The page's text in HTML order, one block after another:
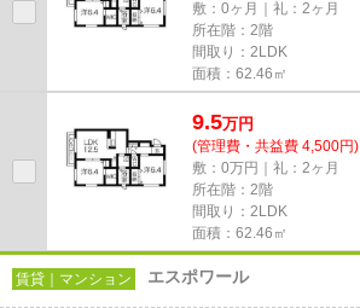
敷：0ヶ月｜礼：2ヶ月
所在階：2階
間取り：2LDK
面積：62.46㎡
9.5万円
(管理費・共益費 4,500円)
敷：0万円｜礼：2ヶ月
所在階：2階
間取り：2LDK
面積：62.46㎡
賃貸｜マンション エスポワール